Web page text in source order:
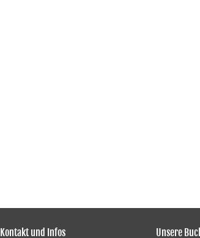
Kontakt und Infos Unsere